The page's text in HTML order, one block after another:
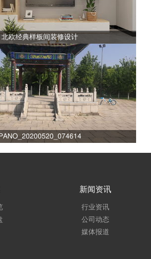
北欧经典样板间装修设计
PANO_20200520_074614
新闻资讯
行业资讯
公司动态
媒体报道